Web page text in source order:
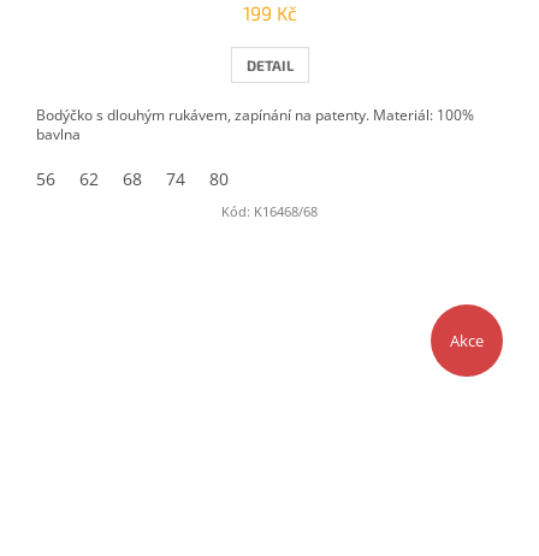
199 Kč
DETAIL
Bodýčko s dlouhým rukávem, zapínání na patenty. Materiál: 100%
bavlna
56 62 68 74 80
Kód: K16468/68
Akce